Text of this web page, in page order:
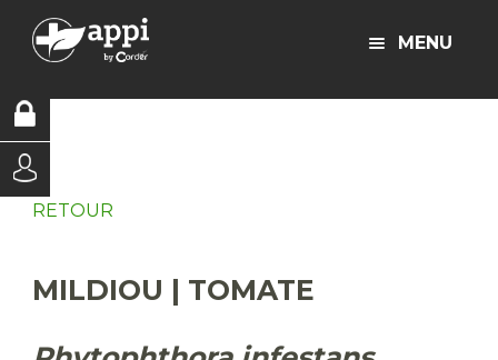
MENU
RETOUR
MILDIOU | TOMATE